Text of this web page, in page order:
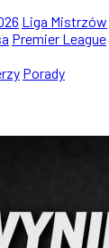
Liga Mistrzów
Premier League
Porady